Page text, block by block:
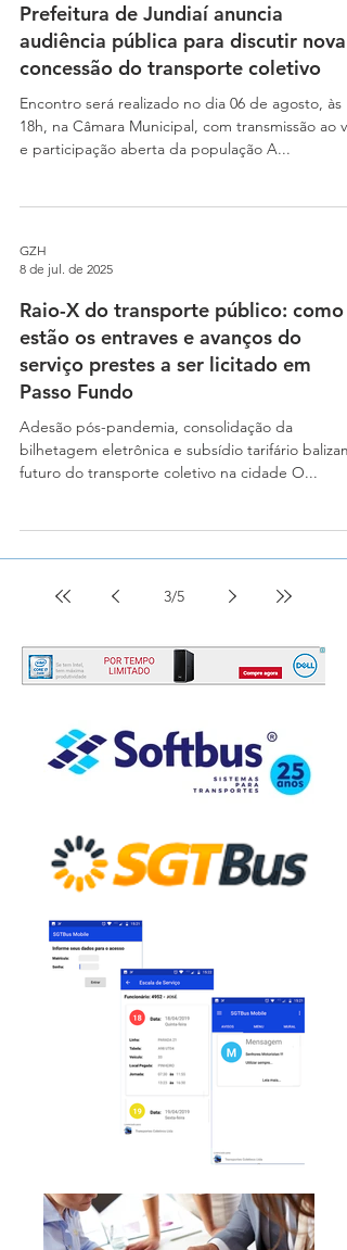
Prefeitura de Jundiaí anuncia
audiência pública para discutir nova
concessão do transporte coletivo
Encontro será realizado no dia 06 de agosto, às
18h, na Câmara Municipal, com transmissão ao
e participação aberta da população A...
GZH
8 de jul. de 2025
Raio-X do transporte público: como
estão os entraves e avanços do
serviço prestes a ser licitado em
Passo Fundo
Adesão pós-pandemia, consolidação da
bilhetagem eletrônica e subsídio tarifário
futuro do transporte coletivo na cidade O...
3/5